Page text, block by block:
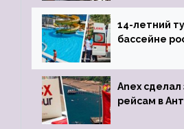
задержке
14-летний
бассейне
Anex сделал
рейсам в